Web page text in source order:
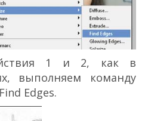
1 и 2, как в
выполняем команду
Edges.